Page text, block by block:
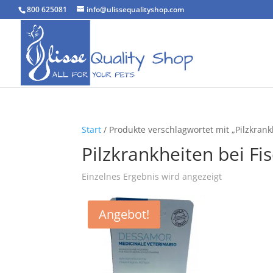
800 625081 info@ulissequalityshop.com
Start / Produkte verschlagwortet mit
Pilzkrankheiten bei
Einzelnes Ergebnis wird angezeigt
Angebot!